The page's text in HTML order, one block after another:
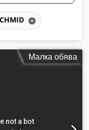
Малка обява